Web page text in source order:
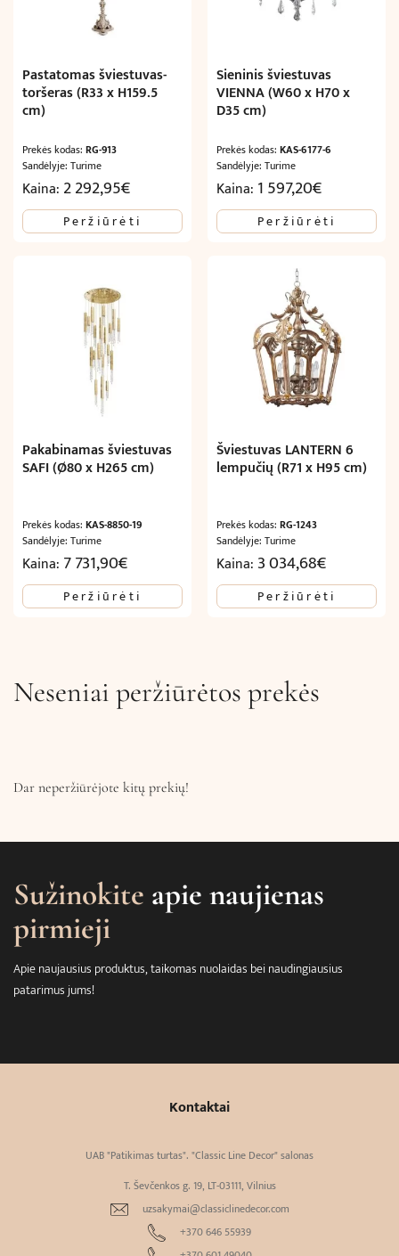
Pastatomas šviestuvas-
toršeras (R33 x H159.5
cm)
Prekės kodas: RG-913
Sandėlyje: Turime
Kaina: 2 292,95€
Peržiūrėti
Sieninis šviestuvas
VIENNA (W60 x H70 x
D35 cm)
Prekės kodas:KAS-6177-6
Sandėlyje: Turime
Kaina: 1 597,20€
Peržiūrėti
Pakabinamas šviestuvas
SAFI (Ø80 x H265 cm)
Prekės kodas: KAS-8850-19
Sandėlyje: Turime
Kaina: 7 731,90€
Peržiūrėti
Šviestuvas LANTERN 6
lempučių (R71 x H95 cm)
Prekės kodas:RG-1243
Sandėlyje: Turime
Kaina: 3 034,68€
Peržiūrėti
Neseniai peržiūrėtos prekės
Dar neperžiūrėjote kitų prekių!
Sužinokite apie naujienas
pirmieji
Apie naujausius produktus, taikomas nuolaidas bei naudingiausius
patarimus jums!
Kontaktai
UAB "Patikimas turtas". "Classic Line Decor" salonas
T. Ševčenkos g. 19, LT-03111, Vilnius
uzsakymai@classiclinedecor.com
+370 646 55939